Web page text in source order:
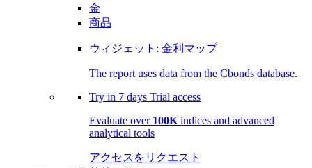
金
商品
ウィジェット: 金利マップ
The report uses data from the Cbonds database.
Try in 7 days Trial access
Evaluate over 100K indices and advanced
analytical tools
アクセスをリクエスト